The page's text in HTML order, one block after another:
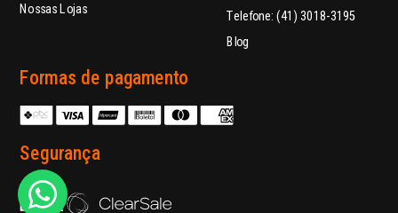
Nossas Lojas
Telefone: (41) 3018-3195
Blog
Formas de pagamento
Segurança